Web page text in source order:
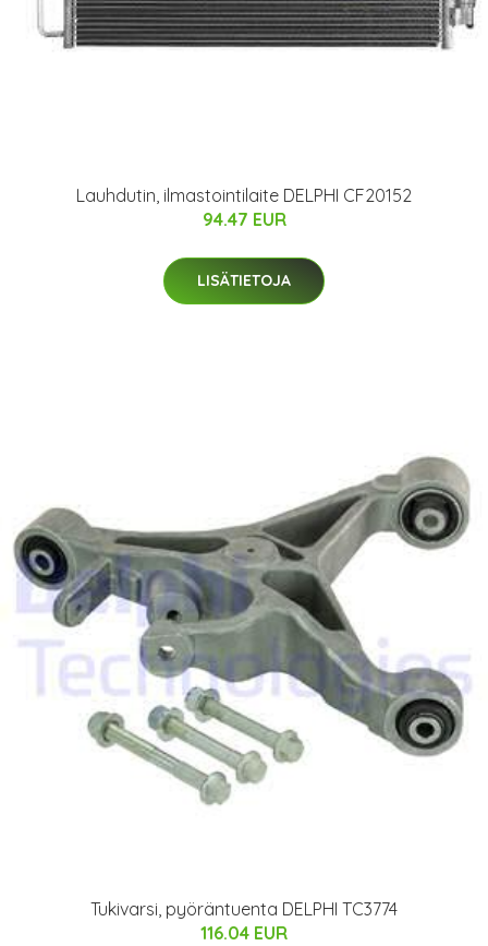
Lauhdutin, ilmastointilaite DELPHI CF20152
94.47 EUR
LISÄTIETOJA
Tukivarsi, pyöräntuenta DELPHI TC3774
116.04 EUR